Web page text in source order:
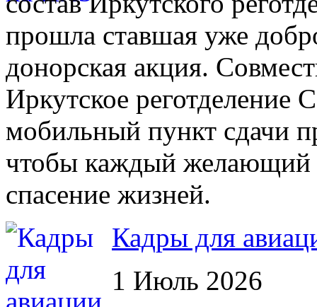
прошла ставшая уже
донорская акция.
Иркутское
мобильный пункт сдачи
чтобы каждый желающий
спасение жизней.
Кадры для
1 Июль 2026